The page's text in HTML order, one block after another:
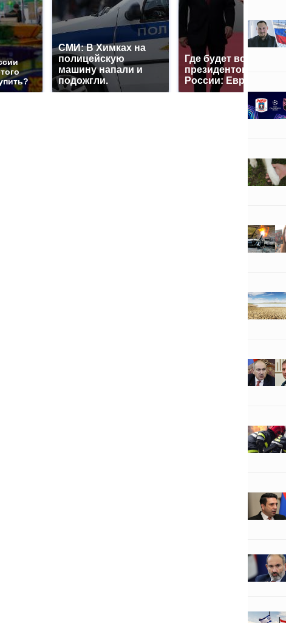
СМИ: В Химках на
полицейскую
машину напали и
подожгли.
Где будет встреча
президентов США и
России: Европа?